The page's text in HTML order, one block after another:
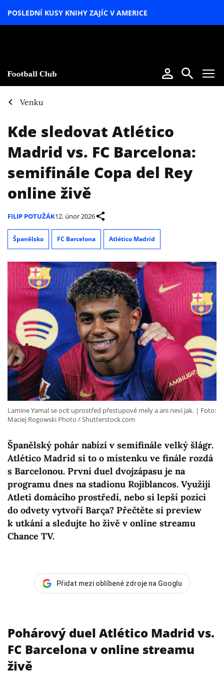
POSLEDNÍ KUSY KNIHY ZAJÍC V AMERICE
Venku
Kde sledovat Atlético
Madrid vs. FC Barcelona:
semifinále Copa del Rey
online živě
FILIP POTUŽÁK12. únor 2026
Španělsko FC Barcelona Atlético Madrid
Španělský pohár nabízí v semifinále velký šlágr.
Atlético Madrid si to o místenku ve finále rozdá
s Barcelonou. První duel dvojzápasu je na
programu dnes na stadionu Rojiblancos. Využijí
Atleti domácího prostředí, nebo si lepší pozici
do odvety vytvoří Barça? Přečtěte si preview
k utkání a sledujte ho živě v online streamu
Chance TV.
Lamine Yamal se ocit uprostřed přestupové mely a ani neví jak.
Foto:
Maciej Rogowski Photo / Shutterstock.com
Přidat mezi oblíbené zdroje na Googlu
Pohárový duel Atlético Madrid vs.
FC Barcelona v online streamu
živě